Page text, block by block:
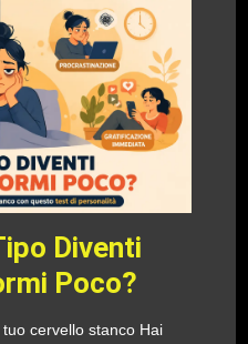
Diventi
Poco?
cervello stanco Hai